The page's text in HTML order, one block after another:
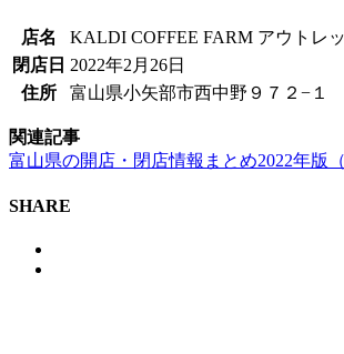
店名
KALDI COFFEE FARM アウトレ
閉店日 2022年2月26日
住所
富山県小矢部市西中野９７２−１
関連記事
富山県の開店・閉店情報まとめ2022年版（
SHARE